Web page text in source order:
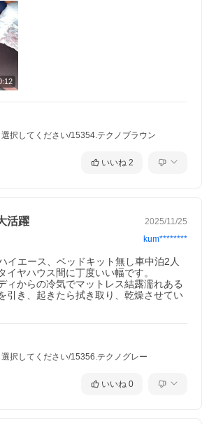
択してください/15354.テクノブラウン
いいね 2
活躍 2025/11/25
kum********
イエース、ベッドキット無し車中泊2人
イヤハウス間に丁度いい幅です。
ィからの冷気でマットレス結露濡れある
引き、起きたら拭き取り、乾燥させてい
択してください/15356.テクノグレー
いいね 0